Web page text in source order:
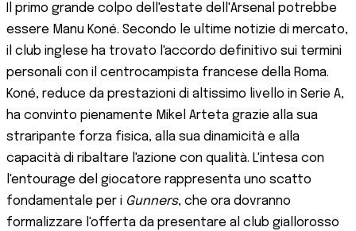
Il primo grande colpo dell'estate dell'Arsenal potrebbe
essere Manu Koné. Secondo le ultime notizie di mercato,
il club inglese ha trovato l'accordo definitivo sui termini
personali con il centrocampista francese della Roma.
Koné, reduce da prestazioni di altissimo livello in Serie A,
ha convinto pienamente Mikel Arteta grazie alla sua
straripante forza fisica, alla sua dinamicità e alla
capacità di ribaltare l'azione con qualità. L'intesa con
l'entourage del giocatore rappresenta uno scatto
fondamentale per i Gunners, che ora dovranno
formalizzare l'offerta da presentare al club giallorosso